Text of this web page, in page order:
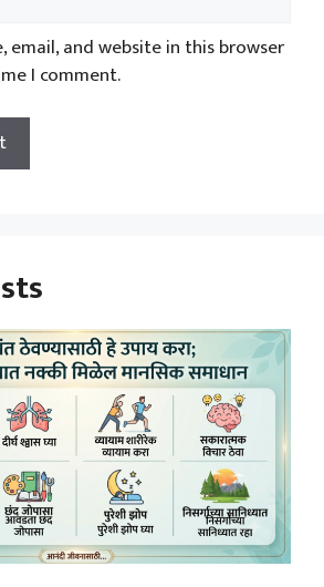
email, and website in this browser
I comment.